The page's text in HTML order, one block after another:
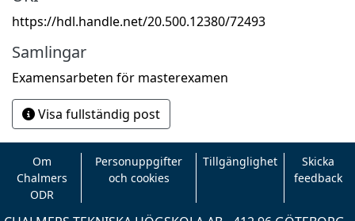
https://hdl.handle.net/20.500.12380/72493
Samlingar
Examensarbeten för masterexamen
Visa fullständig post
Om
Chalmers
ODR
Personuppgifter
och cookies
Tillgänglighet
Skicka
feedback